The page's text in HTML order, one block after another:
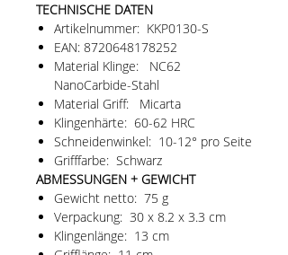
unter Kennern als eine der ersten
Adressen, wenn es um das
professionelle Ausdünnen von
Messern geht – so sehr, dass sich
dafür sogar der Begriff „Schanzen“
etabliert hat.
Das Ergebnis spürt man bei jedem
Schnitt: eine außergewöhnliche
Schärfe, beeindruckende
Leichtgängigkeit und eine
Schneidfreude, die selbst den
Vergleich mit hochwertigen
handgefertigten japanischen Messern
TECHNISCHE DATEN
Artikelnummer: KKP0130-S
EAN: 8720648178252
Material Klinge: NC62
NanoCarbide-Stahl
Material Griff: Micarta
Klingenhärte: 60-62 HRC
Schneidenwinkel: 10-12° pro Seite
Grifffarbe: Schwarz
ABMESSUNGEN + GEWICHT
Gewicht netto: 75 g
Verpackung: 30 x 8.2 x 3.3 cm
Klingenlänge: 13 cm